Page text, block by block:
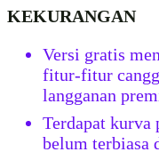
KEKURANGAN
Versi gratis
fitur-fitur
langganan
Terdapat kurva
belum terbiasa